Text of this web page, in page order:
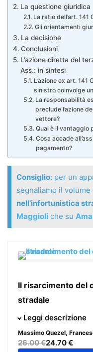
La questione giuridica
La ratio dell’art. 141
Gli orientamenti
La decisione
Conclusioni
L’azione diretta del
Ass.: in sintesi
L’azione ex art.
sinistro coinvolge
La responsabilità
preclude l’azione
vettore?
Qual è il vantaggio
Cosa accade
pagamento?
Consiglio: per un
segnaliamo il volume
nell’infortunistica
Maggioli che su
Il risarcimento del
stradale
Questo manuale si
“infortunistica” –
Leggi descrizione
Massimo Quezel,
26.00 €24.70 €